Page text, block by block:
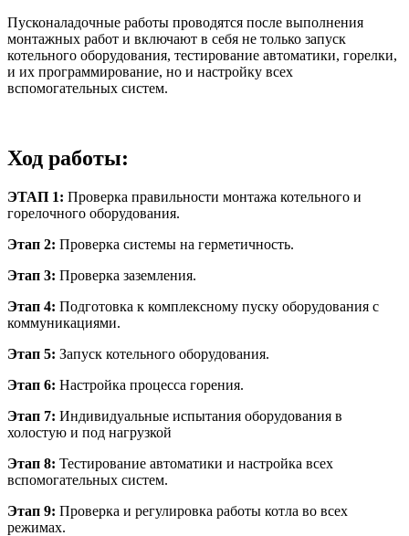
Пусконаладочные работы проводятся после выполнения
монтажных работ и включают в себя не только запуск
котельного оборудования, тестирование автоматики, горелки,
и их программирование, но и настройку всех
вспомогательных систем.
Ход работы:
ЭТАП 1: Проверка правильности монтажа котельного и
горелочного оборудования.
Этап 2: Проверка системы на герметичность.
Этап 3: Проверка заземления.
Этап 4: Подготовка к комплексному пуску оборудования с
коммуникациями.
Этап 5: Запуск котельного оборудования.
Этап 6: Настройка процесса горения.
Этап 7: Индивидуальные испытания оборудования в
холостую и под нагрузкой
Этап 8: Тестирование автоматики и настройка всех
вспомогательных систем.
Этап 9: Проверка и регулировка работы котла во всех
режимах.